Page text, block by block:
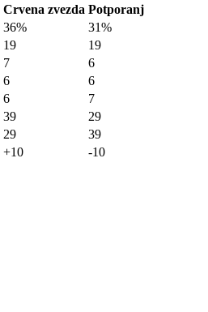
Crvena zvezda Potporanj
36%
31%
19
19
7
6
6
6
6
7
39
29
29
39
+10
-10